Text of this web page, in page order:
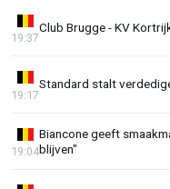
Club Brugge - KV
19:37
Standard stalt
19:17
Biancone geeft
blijven"
19:04